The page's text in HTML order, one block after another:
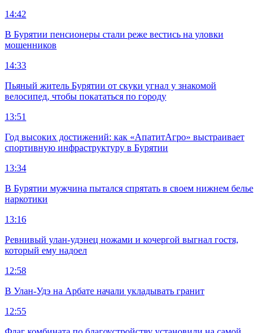
14:42
В Бурятии пенсионеры стали реже вестись на уловки
мошенников
14:33
Пьяный житель Бурятии от скуки угнал у знакомой
велосипед, чтобы покататься по городу
13:51
Год высоких достижений: как «АпатитАгро» выстраивает
спортивную инфраструктуру в Бурятии
13:34
В Бурятии мужчина пытался спрятать в своем нижнем белье
наркотики
13:16
Ревнивый улан-удэнец ножами и кочергой выгнал гостя,
который ему надоел
12:58
В Улан-Удэ на Арбате начали укладывать гранит
12:55